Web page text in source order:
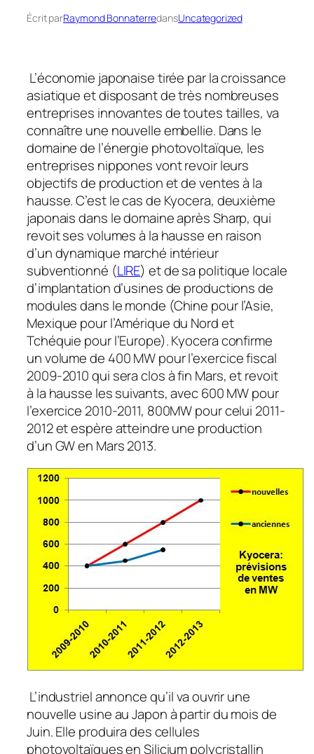
Écrit parRaymond BonnaterredansUncategorized
L’économie japonaise tirée par la croissance
asiatique et disposant de très nombreuses
entreprises innovantes de toutes tailles, va
connaître une nouvelle embellie. Dans le
domaine de l’énergie photovoltaïque, les
entreprises nippones vont revoir leurs
objectifs de production et de ventes à la
hausse. C’est le cas de Kyocera, deuxième
japonais dans le domaine après Sharp, qui
revoit ses volumes à la hausse en raison
d’un dynamique marché intérieur
subventionné (LIRE) et de sa politique locale
d’implantation d’usines de productions de
modules dans le monde (Chine pour l’Asie,
Mexique pour l’Amérique du Nord et
Tchéquie pour l’Europe). Kyocera confirme
un volume de 400 MW pour l’exercice fiscal
2009-2010 qui sera clos à fin Mars, et revoit
à la hausse les suivants, avec 600 MW pour
l’exercice 2010-2011, 800MW pour celui 2011-
2012 et espère atteindre une production
d’un GW en Mars 2013.
L’industriel annonce qu’il va ouvrir une
nouvelle usine au Japon à partir du mois de
Juin. Elle produira des cellules
photovoltaïques en Silicium polycristallin